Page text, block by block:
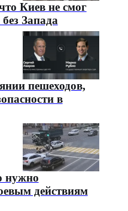
Киев не смог
Запада
пешеходов,
в
нужно
действиям